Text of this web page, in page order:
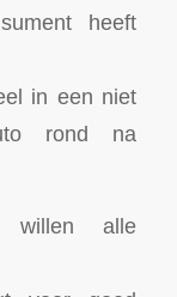
heeft
in een niet
rond na
willen alle